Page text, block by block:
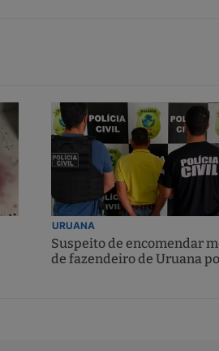
URUANA
Suspeito de encomendar
de fazendeiro de Uruana